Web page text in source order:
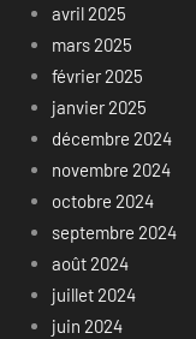
avril 2025
mars 2025
février 2025
janvier 2025
décembre 2024
novembre 2024
octobre 2024
septembre 2024
août 2024
juillet 2024
juin 2024